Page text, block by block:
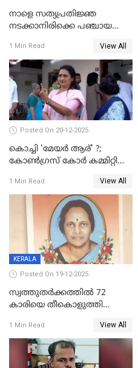
നാളെ സത്യപ്രതിജ്ഞ
നടക്കാനിരിക്കെ പഞ്ചായത്ത്
1 Min Read View All
Posted On 20-12-2025
കൊച്ചി 'മേയർ ആര്' ?;
കോണ്‍ഗ്രസ് കോര്‍ കമ്മിറ്റി
1 Min Read View All
KERALA
Posted On 19-12-2025
സ്വത്തുതര്‍ക്കത്തില്‍ 72
കാരിയെ തീകൊളുത്തി
ക്രൂരകൊലപാതകത്തില്‍
സഹോദരിപുത്രന് ജീവപര്യന്തം
1 Min Read View All